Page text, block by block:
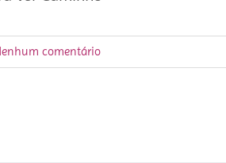
comentário